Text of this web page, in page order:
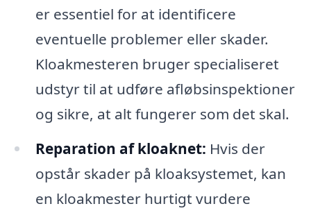
er essentiel for at identificere
eventuelle problemer eller skader.
Kloakmesteren bruger specialiseret
udstyr til at udføre afløbsinspektioner
og sikre, at alt fungerer som det skal.
Reparation af kloaknet: Hvis der
opstår skader på kloaksystemet, kan
en kloakmester hurtigt vurdere